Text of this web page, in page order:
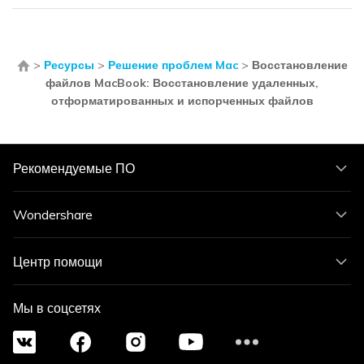
> Ресурсы > Решение проблем Mac> Восстановление
файлов MacBook: Восстановление удаленных,
отформатированных и испорченных файлов
Рекомендуемые ПО
Wondershare
Центр помощи
Мы в соцсетях